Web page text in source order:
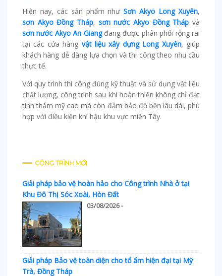
Hiện nay, các sản phẩm nhưSơn Akyo Long Xuyên,
sơn Akyo Đồng Tháp, sơn nước Akyo Đồng Tháp và
sơn nước Akyo An Giangđang được phân phối rộng rãi
tại các cửa hàng vật liệu xây dựng Long Xuyên, giúp
khách hàng dễ dàng lựa chọn và thi công theo nhu cầu
thực tế.
Với quy trình thi công đúng kỹ thuật và sử dụng vật liệu
chất lượng, công trình sau khi hoàn thiện không chỉ đạt
tính thẩm mỹ cao mà còn đảm bảo độ bền lâu dài, phù
hợp với điều kiện khí hậu khu vực miền Tây.
CÔNG TRÌNH MỚI
Giải pháp bảo vệ hoàn hảo cho Công trình Nhà ở tại
Khu Đô Thị Sóc Xoài, Hòn Đất
03/08/2026 -
Giải pháp Bảo vệ toàn diện cho tổ ấm hiện đại tại Mỹ
Trà, Đồng Tháp